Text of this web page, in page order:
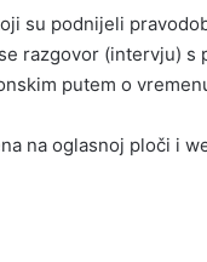
su podnijeli
razgovor (intervju) s
putem o
na oglasnoj ploči i